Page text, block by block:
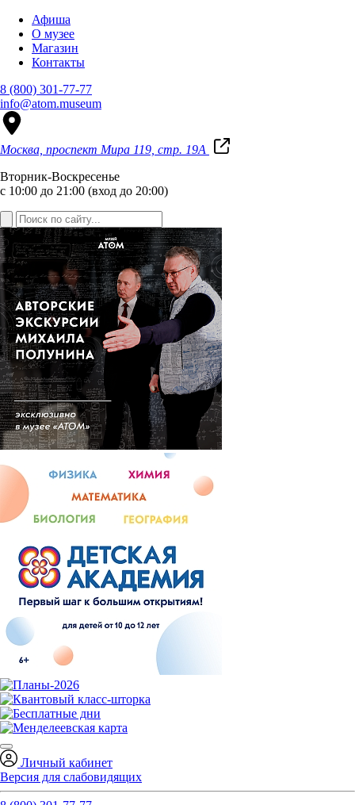
Афиша
О музее
Магазин
Контакты
8 (800) 301-77-77
info@atom.museum
Москва, проспект Мира 119, стр. 19А
Вторник-Воскресенье
с 10:00 до 21:00 (вход до 20:00)
Личный кабинет
Версия для слабовидящих